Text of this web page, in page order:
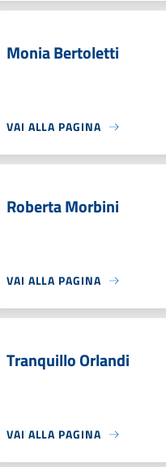
Monia Bertoletti
VAI ALLA PAGINA
Roberta Morbini
VAI ALLA PAGINA
Tranquillo Orlandi
VAI ALLA PAGINA